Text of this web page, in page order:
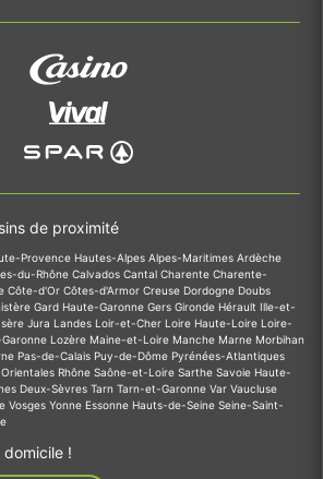
de proximité
Provence Hautes-Alpes Alpes-Maritimes Ardèche
du-Rhône Calvados Cantal Charente Charente-
Côte-d'Or Côtes-d'Armor Creuse Dordogne Doubs
Gard Haute-Garonne Gers Gironde Hérault Ille-et-
Isère Jura Landes Loir-et-Cher Loire Haute-Loire Loire-
Lozère Maine-et-Loire Manche Marne Morbihan
Pas-de-Calais Puy-de-Dôme Pyrénées-Atlantiques
Rhône Saône-et-Loire Sarthe Savoie Haute-
Deux-Sèvres Tarn Tarn-et-Garonne Var Vaucluse
Vosges Yonne Essonne Hauts-de-Seine Seine-Saint-
domicile !